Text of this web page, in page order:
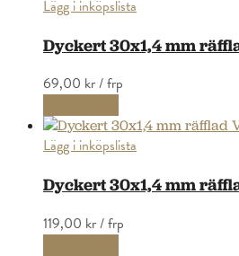
Lägg i inköpslista
Dyckert 30x1,4 mm
69,00 kr/ frp
Lägg i inköpslista
Dyckert 30x1,4 mm
119,00 kr/ frp